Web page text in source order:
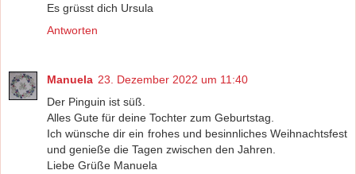
Es grüsst dich Ursula
Antworten
Manuela 23. Dezember 2022 um 11:40
Der Pinguin ist süß.
Alles Gute für deine Tochter zum Geburtstag.
Ich wünsche dir ein frohes und besinnliches Weihnachtsfest
und genieße die Tagen zwischen den Jahren.
Liebe Grüße Manuela